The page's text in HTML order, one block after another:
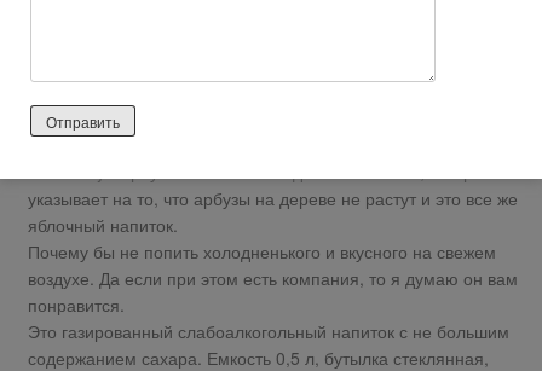
новое от наших производителей обязательно куплю, чтобы
попробовать. Вчерашним моим выбором стал Сидр
указывает на то, что арбузы на дереве не растут и это все же
яблочный напиток.
Почему бы не попить холодненького и вкусного на свежем
воздухе. Да если при этом есть компания, то я думаю он вам
понравится.
Это газированный слабоалкогольный напиток с не большим
содержанием сахара. Емкость 0,5 л, бутылка стеклянная,